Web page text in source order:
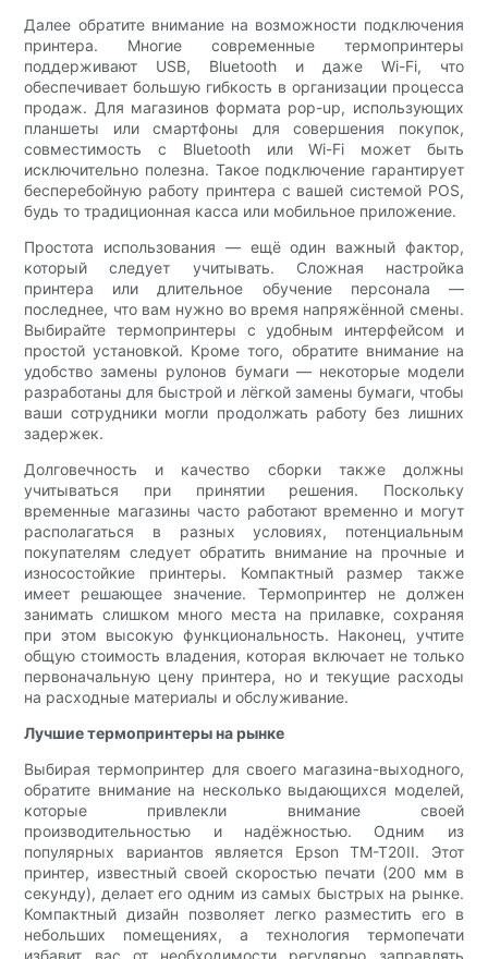
Далее обратите внимание на возможности подключения
принтера. Многие современные термопринтеры
поддерживают USB, Bluetooth и даже Wi-Fi, что
обеспечивает большую гибкость в организации процесса
продаж. Для магазинов формата pop-up, использующих
планшеты или смартфоны для совершения покупок,
совместимость с Bluetooth или Wi-Fi может быть
исключительно полезна. Такое подключение гарантирует
бесперебойную работу принтера с вашей системой POS,
будь то традиционная касса или мобильное приложение.
Простота использования — ещё один важный фактор,
который следует учитывать. Сложная настройка
принтера или длительное обучение персонала —
последнее, что вам нужно во время напряжённой смены.
Выбирайте термопринтеры с удобным интерфейсом и
простой установкой. Кроме того, обратите внимание на
удобство замены рулонов бумаги — некоторые модели
разработаны для быстрой и лёгкой замены бумаги, чтобы
ваши сотрудники могли продолжать работу без лишних
задержек.
Долговечность и качество сборки также должны
учитываться при принятии решения. Поскольку
временные магазины часто работают временно и могут
располагаться в разных условиях, потенциальным
покупателям следует обратить внимание на прочные и
износостойкие принтеры. Компактный размер также
имеет решающее значение. Термопринтер не должен
занимать слишком много места на прилавке, сохраняя
при этом высокую функциональность. Наконец, учтите
общую стоимость владения, которая включает не только
первоначальную цену принтера, но и текущие расходы
на расходные материалы и обслуживание.
Лучшие термопринтеры на рынке
Выбирая термопринтер для своего магазина-выходного,
обратите внимание на несколько выдающихся моделей,
которые привлекли внимание своей
производительностью и надёжностью. Одним из
популярных вариантов является Epson TM-T20II. Этот
принтер, известный своей скоростью печати (200 мм в
секунду), делает его одним из самых быстрых на рынке.
Компактный дизайн позволяет легко разместить его в
небольших помещениях, а технология термопечати